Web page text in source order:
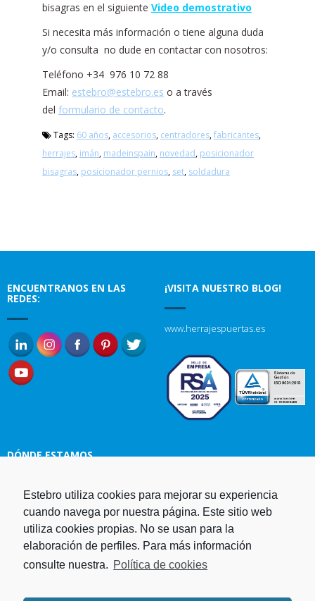
bisagras en el siguiente Video demostrativo
Si necesita más información o tiene alguna duda
y/o consulta no dude en contactar con nosotros:
Teléfono +34 976 10 72 88
Email: estebro@estebro.es o a través
del formulario de contacto.
Tags: 60 años, accesorios, centradores,fabricantes,
herrajes, imán, madeinspain, novedad, posicionador
bisagras, posicionador pernios, set, soldadura
ENCUENTRANOS EN LAS
REDES:
¡VISITA NUESTRO BLOG!
www.herrajespuertas.es
DÓNDE ESTAMOS
Estampaciones EBRO, S.L.
Polg. Ind. Malpica-Alfindén C/H
naves 10, 12, 14 y 5 50171 La
Puebla de Alfindén Zaragoza,
España
Estebro utiliza cookies para mejorar su experiencia
cuando navega por nuestra página. Este sitio web
utiliza cookies propias. No se usan para la
elaboración de perfiles. Para más información
consulte nuestra. Política de cookies